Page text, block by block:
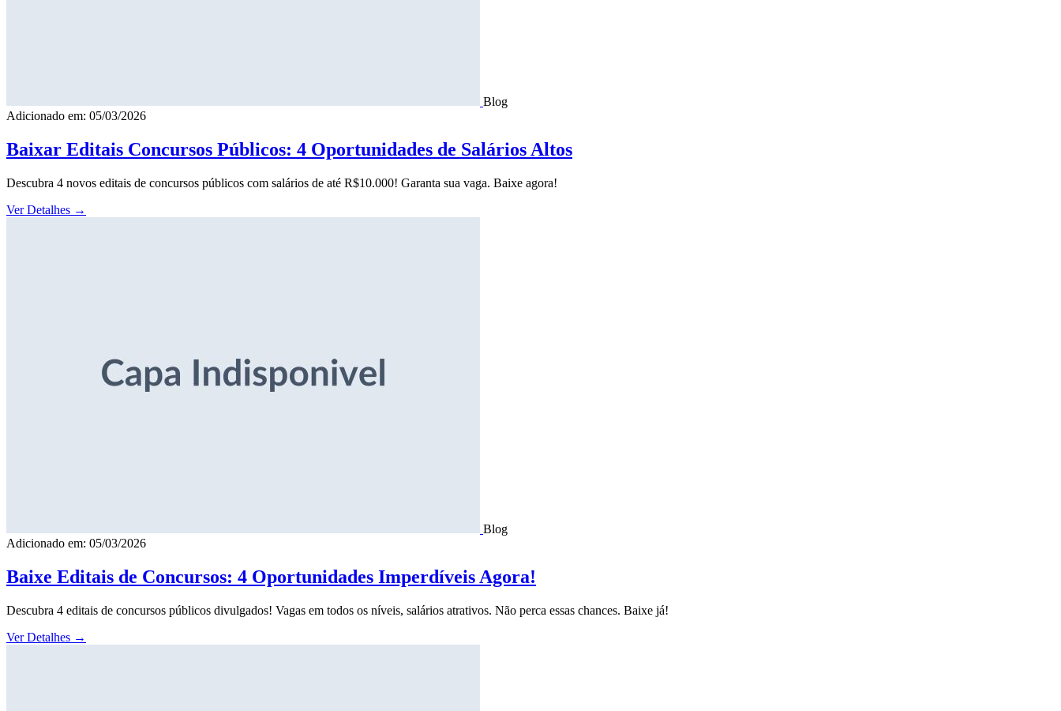
Blog
Adicionado em: 05/03/2026
Baixar Editais Concursos Públicos: 4 Oportunidades de Salários Altos
Descubra 4 novos editais de concursos públicos com salários de até R$10.000! Garanta sua vaga. Baixe agora!
Ver Detalhes →
Blog
Adicionado em: 05/03/2026
Baixe Editais de Concursos: 4 Oportunidades Imperdíveis Agora!
Descubra 4 editais de concursos públicos divulgados! Vagas em todos os níveis, salários atrativos. Não perca essas chances. Baixe já!
Ver Detalhes →